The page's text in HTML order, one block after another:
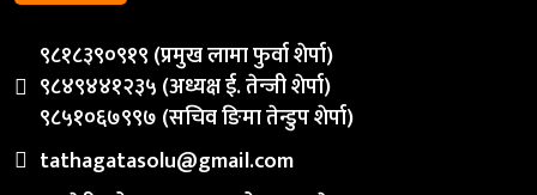
९८१८३९०९१९ (प्रमुख लामा फुर्वा शेर्पा)
९८४९४४१२३५ (अध्यक्ष ई. तेन्जी शेर्पा)
९८५१०६७९९७ (सचिव ङिमा तेन्डुप शेर्पा)
tathagatasolu@gmail.com